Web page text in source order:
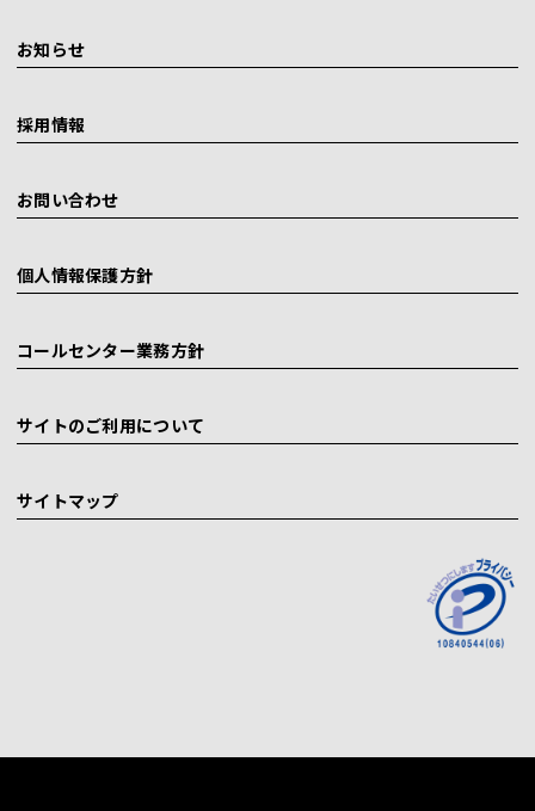
お知らせ
採用情報
お問い合わせ
個人情報保護方針
コールセンター業務方針
サイトのご利用について
サイトマップ